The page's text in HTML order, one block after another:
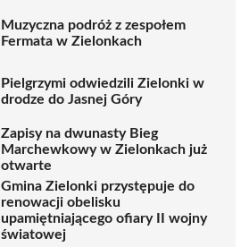
Muzyczna podróż z zespołem
Fermata w Zielonkach
Pielgrzymi odwiedzili Zielonki w
drodze do Jasnej Góry
Zapisy na dwunasty Bieg
Marchewkowy w Zielonkach już
otwarte
Gmina Zielonki przystępuje do
renowacji obelisku
upamiętniającego ofiary II wojny
światowej